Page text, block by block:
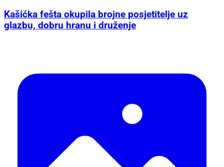
Kašićka fešta okupila brojne posjetitelje uz
glazbu, dobru hranu i druženje